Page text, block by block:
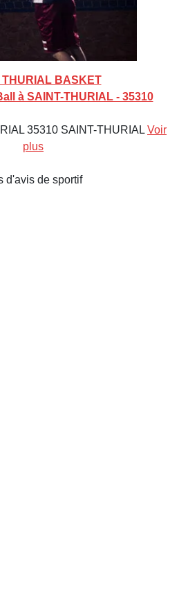
THURIAL BASKET
à SAINT-THURIAL - 35310
35310 SAINT-THURIAL Voir
plus
d'avis de sportif